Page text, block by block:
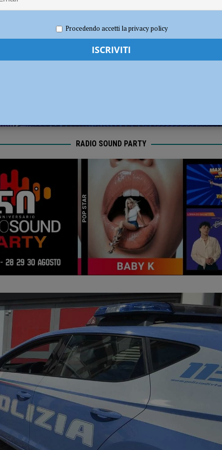
“Verificare subito la situazione nella provincia di Piacenza”
Redazione FG Cronaca Piacenza
RADIO SOUND PARTY
Procedendo accetti la privacy policy